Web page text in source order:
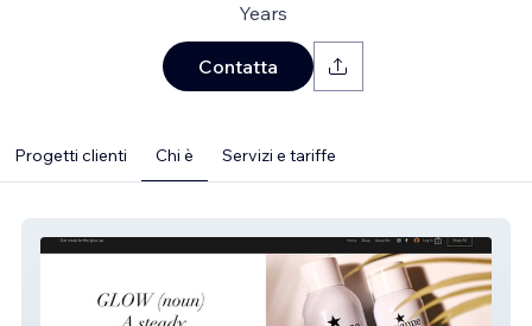
Years
Contatta
Progetti clienti Chi è Servizi e tariffe